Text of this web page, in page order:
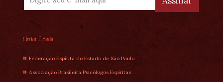
Links Úteis
Federação Espírita do Estado de São Paulo
Associação Brasileira Psicólogos Espíritas